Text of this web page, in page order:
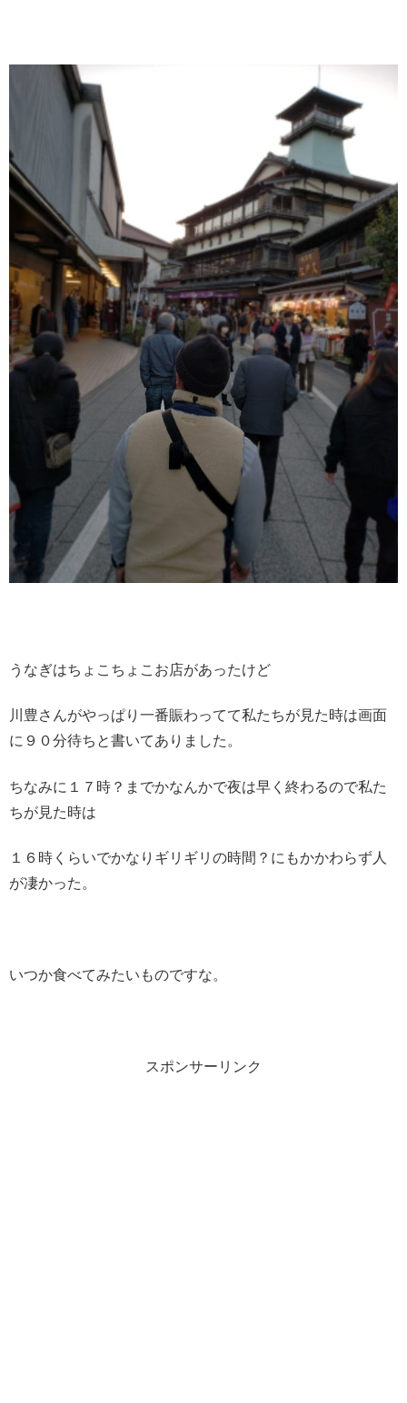
うなぎはちょこちょこお店があったけど
川豊さんがやっぱり一番賑わってて私たちが見た時は画面
に９０分待ちと書いてありました。
ちなみに１７時？までかなんかで夜は早く終わるので私た
ちが見た時は
１６時くらいでかなりギリギリの時間？にもかかわらず人
が凄かった。
いつか食べてみたいものですな。
スポンサーリンク